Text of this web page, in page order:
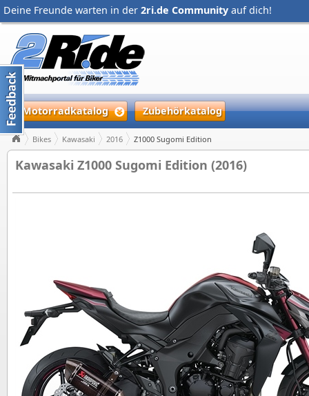
Deine Freunde warten in der 2ri.de Community auf dich!
Motorradkatalog Zubehörkatalog
Bikes Kawasaki 2016 Z1000 Sugomi Edition
Kawasaki Z1000 Sugomi Edition (2016)